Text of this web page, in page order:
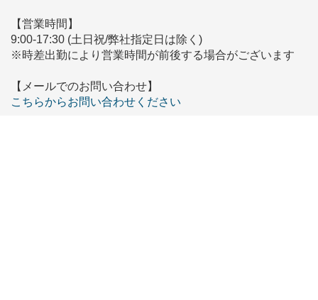
【営業時間】
9:00-17:30 (土日祝/弊社指定日は除く)
※時差出勤により営業時間が前後する場合がございます
【メールでのお問い合わせ】
こちらからお問い合わせください